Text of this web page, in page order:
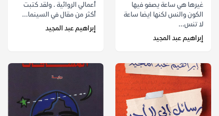
غيرها هي ساعة يصفو فيها
الكون والنس لكنها ايضا ساعة
لا تنس...
إبراهيم عبد المجيد
أعمالي الروائية . ولقد كتبت
أكثر من مقال في السينما...
إبراهيم عبد المجيد